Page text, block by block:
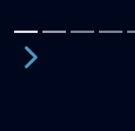
Previous